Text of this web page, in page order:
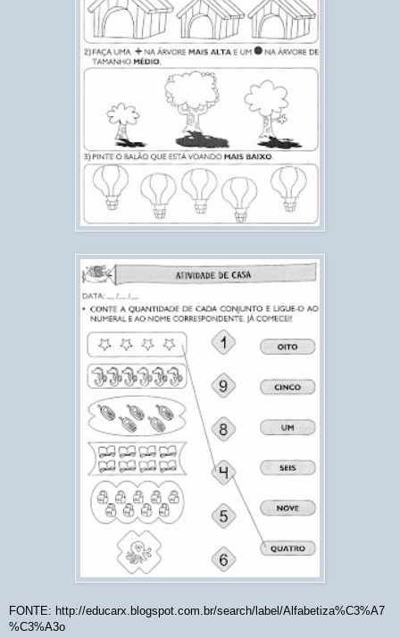
FONTE: http://educarx.blogspot.com.br/search/label/Alfabetiza%C3%A7
%C3%A3o